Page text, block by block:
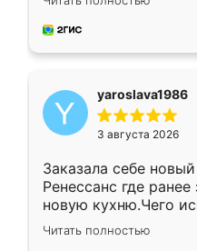
довольны работой.
мебель за
yaroslava1986
3 августа 2026
Заказала себе
Ренессанс где
новую кухню.Чего
вполне довольна.
два года, нареканий
Читать полностью